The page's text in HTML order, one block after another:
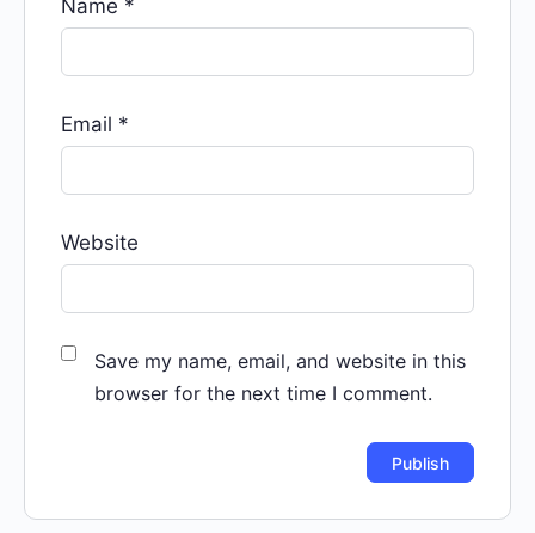
Name *
Email *
Website
Save my name, email, and website in this
browser for the next time I comment.